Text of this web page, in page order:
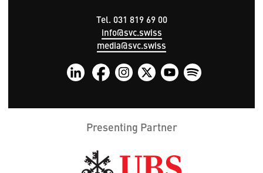
Tel. 031 819 69 00
info@svc.swiss
media@svc.swiss
Presenting Partner